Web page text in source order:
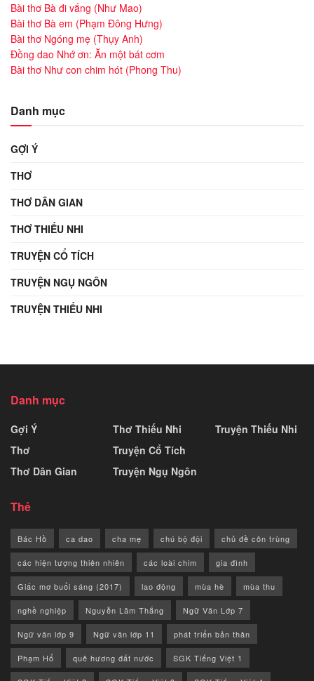
Bài thơ Bà đi vắng (Như Mao)
Bài thơ Bà em (Phạm Đông Hưng)
Bài thơ Ngóng mẹ (Thụy Anh)
Đồng dao Nhớ ơn: Ăn một bát cơm
Bài thơ Như con chim hót (Phong Thu)
Danh mục
GỢI Ý
THƠ
THƠ DÂN GIAN
THƠ THIẾU NHI
TRUYỆN CỔ TÍCH
TRUYỆN NGỤ NGÔN
TRUYỆN THIẾU NHI
Danh mục
Gợi Ý
Thơ
Thơ Dân Gian
Thơ Thiếu Nhi
Truyện Cổ Tích
Truyện Ngụ Ngôn
Truyện Thiếu Nhi
Thẻ
Bác Hồ ca dao cha mẹ chú bộ đội chủ đề côn trùng
các hiện tượng thiên nhiên các loài chim gia đình
Giấc mơ buổi sáng (2017) lao động mùa hè mùa thu
nghề nghiệp Nguyễn Lãm Thắng Ngữ Văn Lớp 7
Ngữ văn lớp 9 Ngữ văn lớp 11 phát triển bản thân
Phạm Hổ quê hương đất nước SGK Tiếng Việt 1